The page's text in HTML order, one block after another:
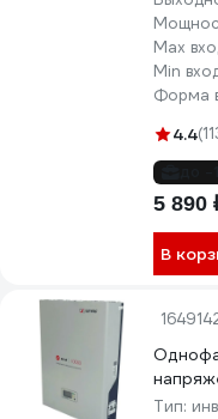
Max
Min
Форма
4.4
5 890
В
Тип: